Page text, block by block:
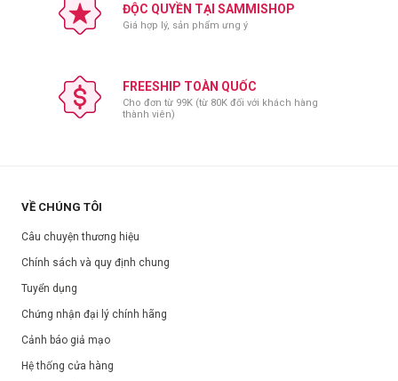
Nơi sản xuất:
Hàn Quốc
Ngày sản xuất:
Xem trên bao bì sản phẩm.
ĐỘC QUYỀN TẠI SAMMISHOP
Giá hợp lý, sản phẩm ưng ý
FREESHIP TOÀN QUỐC
Cho đơn từ 99K (từ 80K đối với khách hàng
thành viên)
VỀ CHÚNG TÔI
Câu chuyện thương hiệu
Chính sách và quy định chung
Tuyển dụng
Chứng nhận đại lý chính hãng
Cảnh báo giả mạo
Hệ thống cửa hàng